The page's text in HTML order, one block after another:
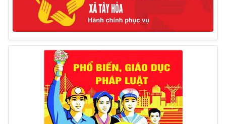
17/06/2025
Thông báo đăng ký tiếp công dân định kỳ đợt 01
tháng 6/2025 của Chủ tịch UBND huyện
26/05/2025